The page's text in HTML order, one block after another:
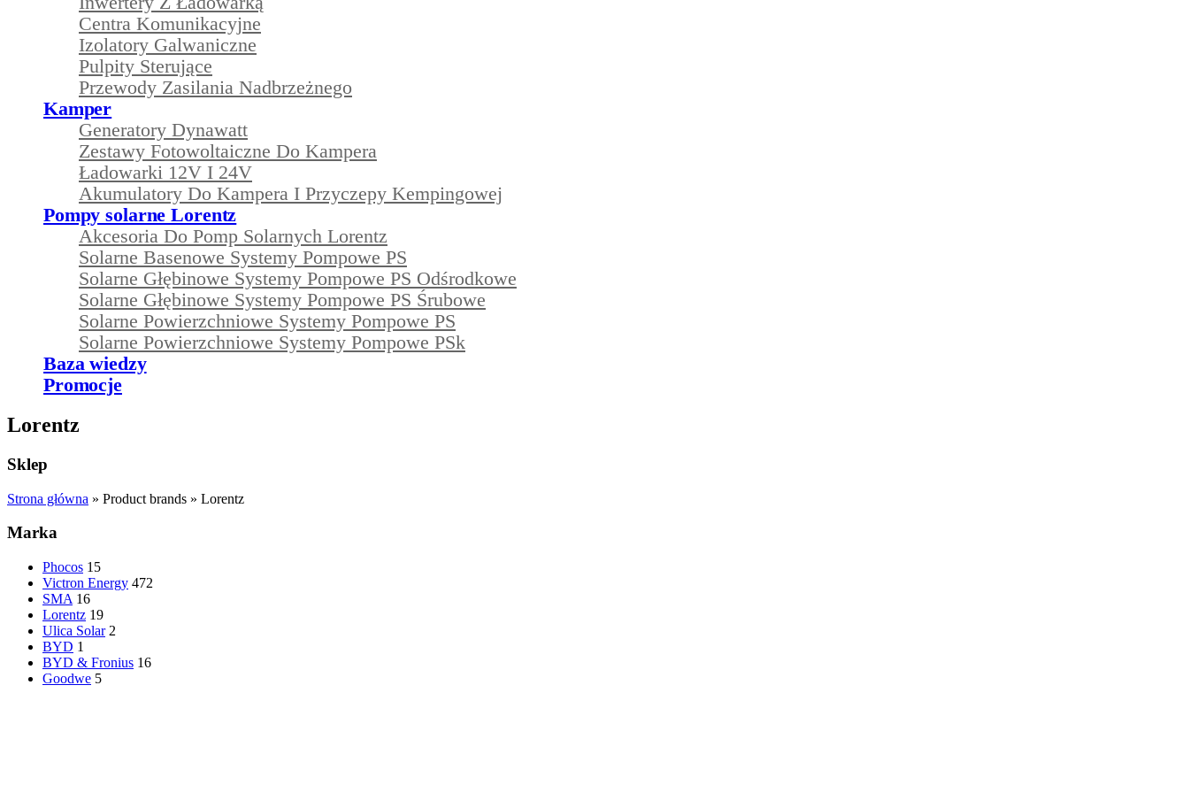
Centra Komunikacyjne
Izolatory Galwaniczne
Pulpity Sterujące
Przewody Zasilania Nadbrzeżnego
Kamper
Generatory Dynawatt
Zestawy Fotowoltaiczne Do Kampera
Ładowarki 12V I 24V
Akumulatory Do Kampera I Przyczepy Kempingowej
Pompy solarne Lorentz
Akcesoria Do Pomp Solarnych Lorentz
Solarne Basenowe Systemy Pompowe PS
Solarne Głębinowe Systemy Pompowe PS Odśrodkowe
Solarne Głębinowe Systemy Pompowe PS Śrubowe
Solarne Powierzchniowe Systemy Pompowe PS
Solarne Powierzchniowe Systemy Pompowe PSk
Baza wiedzy
Promocje
Lorentz
Sklep
Strona główna » Product brands » Lorentz
Marka
Phocos 15
Victron Energy 472
SMA 16
Lorentz 19
Ulica Solar 2
BYD 1
BYD & Fronius 16
Goodwe 5